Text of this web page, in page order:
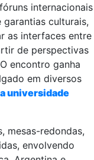
internacionais
culturais,
as interfaces entre
de perspectivas
encontro ganha
em diversos
universidade
mesas-redondas,
envolvendo